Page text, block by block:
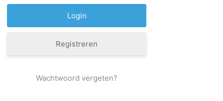
Registreren
Wachtwoord vergeten?